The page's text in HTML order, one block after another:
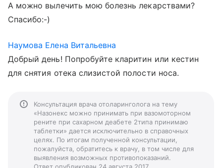
А можно вылечить мою болезнь лекарствами?
Спасибо:-)
Наумова Елена Витальевна
Добрый день! Попробуйте кларитин или кестин
для снятия отека слизистой полости носа.
Консультация врача отоларинголога на тему
«Назонекс можно принимать при вазомоторном
рените при сахарном деабете 2типа принимаю
таблетки» дается исключительно в справочных
целях. По итогам полученной консультации,
пожалуйста, обратитесь к врачу, в том числе для
выявления возможных противопоказаний.